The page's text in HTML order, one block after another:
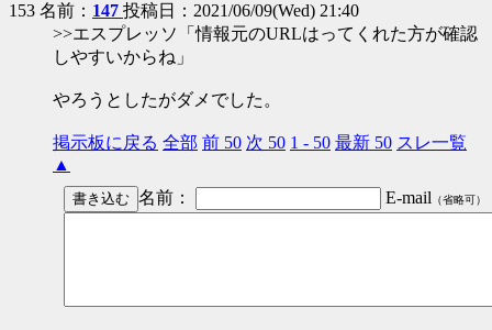
153 名前： 147 投稿日：2021/06/09(Wed) 21:40
>>エスプレッソ「情報元のURLはってくれた方が確認
しやすいからね」
やろうとしたがダメでした。
掲示板に戻る 全部 前 50 次 50 1 - 50 最新 50 スレ一覧
▲
名前：
E-mail （省略可）